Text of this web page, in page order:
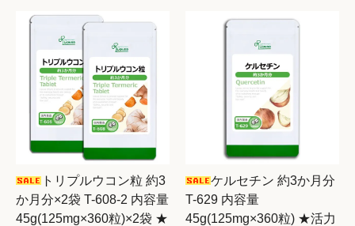
トリプルウコン粒 約3
か月分×2袋 T-608-2 内容量
45g(125mg×360粒)×2袋 ★
ケルセチン 約3か月分
T-629 内容量
45g(125mg×360粒) ★活力